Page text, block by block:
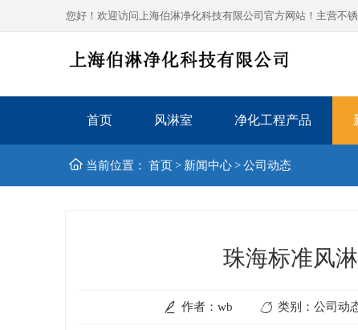
您好！欢迎访问上海伯淋净化科技有限公司官方网站！主营不
首页 风淋室 净化工程产品
当前位置： 首页> 新闻中心>公司动态
珠海标准风
作者：wb 类别：公司动